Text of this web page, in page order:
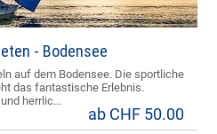
- Bodensee
auf dem Bodensee. Die sportliche
das fantastische Erlebnis.
herrlic...
ab CHF 50.00